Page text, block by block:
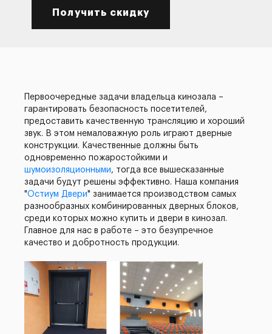
Получить скидку
Первоочередные задачи владельца кинозала –
гарантировать безопасность посетителей,
предоставить качественную трансляцию и хороший
звук. В этом немаловажную роль играют дверные
конструкции. Качественные должны быть
одновременно пожаростойкими и
шумоизоляционными, тогда все вышесказанные
задачи будут решены эффективно. Наша компания
"Остиум Двери" занимается производством самых
разнообразных комбинированных дверных блоков,
среди которых можно купить и двери в кинозал.
Главное для нас в работе – это безупречное
качество и добротность продукции.